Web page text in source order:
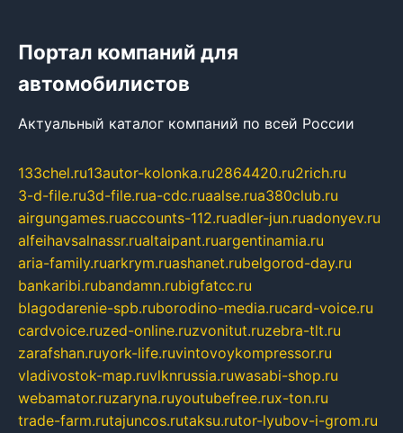
Портал компаний для
автомобилистов
Актуальный каталог компаний по всей России
133chel.ru13autor-kolonka.ru2864420.ru2rich.ru
3-d-file.ru3d-file.rua-cdc.ruaalse.rua380club.ru
airgungames.ruaccounts-112.ruadler-jun.ruadonyev.ru
alfeihavsalnassr.rualtaipant.ruargentinamia.ru
aria-family.ruarkrym.ruashanet.rubelgorod-day.ru
bankaribi.rubandamn.rubigfatcc.ru
blagodarenie-spb.ruborodino-media.rucard-voice.ru
cardvoice.ruzed-online.ruzvonitut.ruzebra-tlt.ru
zarafshan.ruyork-life.ruvintovoykompressor.ru
vladivostok-map.ruvlknrussia.ruwasabi-shop.ru
webamator.ruzaryna.ruyoutubefree.rux-ton.ru
trade-farm.rutajuncos.rutaksu.rutor-lyubov-i-grom.ru